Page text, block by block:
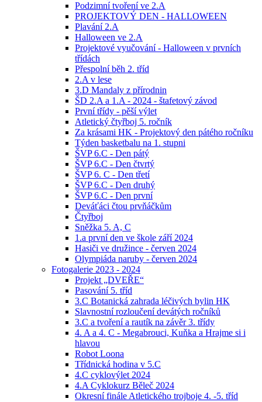
Podzimní tvoření ve 2.A
PROJEKTOVÝ DEN - HALLOWEEN
Plavání 2.A
Halloween ve 2.A
Projektové vyučování - Halloween v prvních
třídách
Přespolní běh 2. tříd
2.A v lese
3.D Mandaly z přírodnin
ŠD 2.A a 1.A - 2024 - štafetový závod
První třídy - pěší výlet
Atletický čtyřboj 5. ročník
Za krásami HK - Projektový den pátého ročníku
Týden basketbalu na 1. stupni
ŠVP 6.C - Den pátý
ŠVP 6.C - Den čtvrtý
ŠVP 6. C - Den třetí
ŠVP 6.C - Den druhý
ŠVP 6.C - Den první
Deváťáci čtou prvňáčkům
Čtyřboj
Sněžka 5. A, C
1.a první den ve škole září 2024
Hasiči ve družince - červen 2024
Olympiáda naruby - červen 2024
Fotogalerie 2023 - 2024
Projekt „DVEŘE“
Pasování 5. tříd
3.C Botanická zahrada léčivých bylin HK
Slavnostní rozloučení devátých ročníků
3.C a tvoření a rautík na závěr 3. třídy
4. A a 4. C - Megabrouci, Kuňka a Hrajme si i
hlavou
Robot Loona
Třídnická hodina v 5.C
4.C cyklovýlet 2024
4.A Cyklokurz Běleč 2024
Okresní finále Atletického trojboje 4. -5. tříd